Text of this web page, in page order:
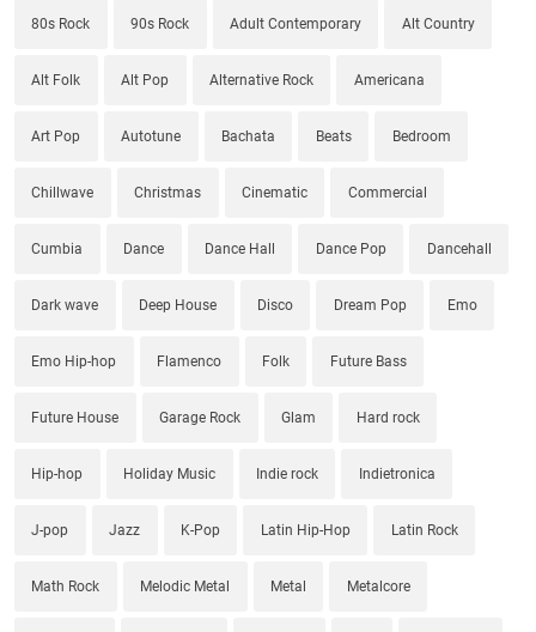
80s Rock 90s Rock Adult Contemporary Alt Country
Alt Folk Alt Pop Alternative Rock Americana
Art Pop Autotune Bachata Beats Bedroom
Chillwave Christmas Cinematic Commercial
Cumbia Dance Dance Hall Dance Pop Dancehall
Dark wave Deep House Disco Dream Pop Emo
Emo Hip-hop Flamenco Folk Future Bass
Future House Garage Rock Glam Hard rock
Hip-hop Holiday Music Indie rock Indietronica
J-pop Jazz K-Pop Latin Hip-Hop Latin Rock
Math Rock Melodic Metal Metal Metalcore